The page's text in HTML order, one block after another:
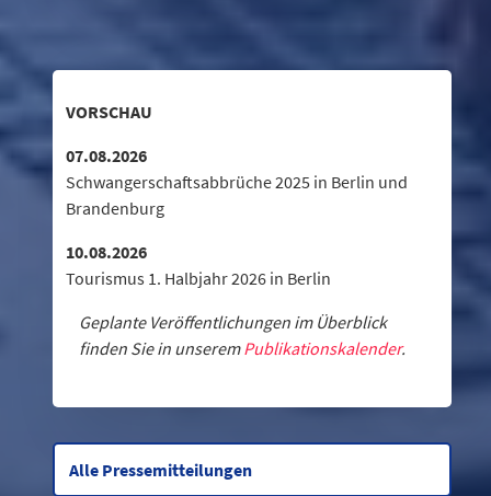
VORSCHAU
07.08.2026
Schwangerschaftsabbrüche 2025 in Berlin und
Brandenburg
10.08.2026
Tourismus 1. Halbjahr 2026 in Berlin
Geplante Veröffentlichungen im Überblick
finden Sie in unseremPublikationskalender.
Alle Pressemitteilungen